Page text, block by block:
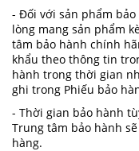
- Đối với sản phẩm
lòng mang sản phẩm
tâm bảo hành chính
khẩu theo thông tin
hành trong thời gian
ghi trong Phiếu bảo
- Thời gian bảo hành
Trung tâm bảo hành
hàng.